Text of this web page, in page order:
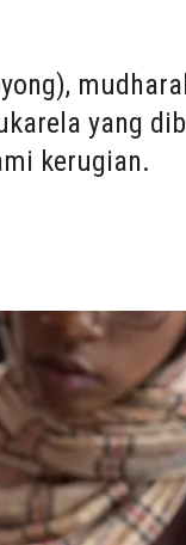
yang
kerugian.